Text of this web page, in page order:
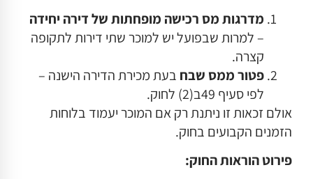
מדרגות מס רכישה מופחתות של דירה יחידה
– למרות שבפועל יש למוכר שתי דירות לתקופה
קצרה.
פטור ממס שבח בעת מכירת הדירה הישנה –
לפי סעיף 49ב(2) לחוק.
אולם זכאות זו ניתנת רק אם המוכר יעמוד בלוחות
הזמנים הקבועים בחוק.
פירוט הוראות החוק: